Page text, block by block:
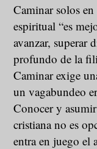
Caminar solos
espiritual “es
avanzar, superar
profundo de la
Caminar exige
un vagabundeo
Conocer y
cristiana no es
entra en juego el